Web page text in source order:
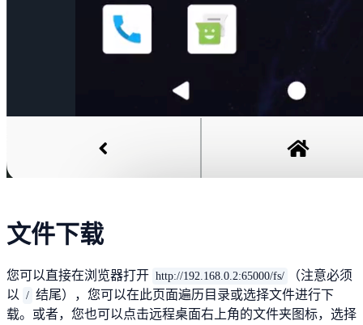
文件下载
您可以直接在浏览器打开 http://192.168.0.2:65000/fs/
（注意必须
以
/ 结尾），您可以在此页面遍历目录或选择文件进行下
载。或者，您也可以点击远程桌面右上角的文件夹图标，选择